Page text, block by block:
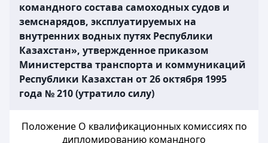
командного состава самоходных судов и
земснарядов, эксплуатируемых на
внутренних водных путях Республики
Казахстан», утвержденное приказом
Министерства транспорта и коммуникаций
Республики Казахстан от 26 октября 1995
года № 210 (утратило силу)
Положение О квалификационных комиссиях по
дипломированию командного